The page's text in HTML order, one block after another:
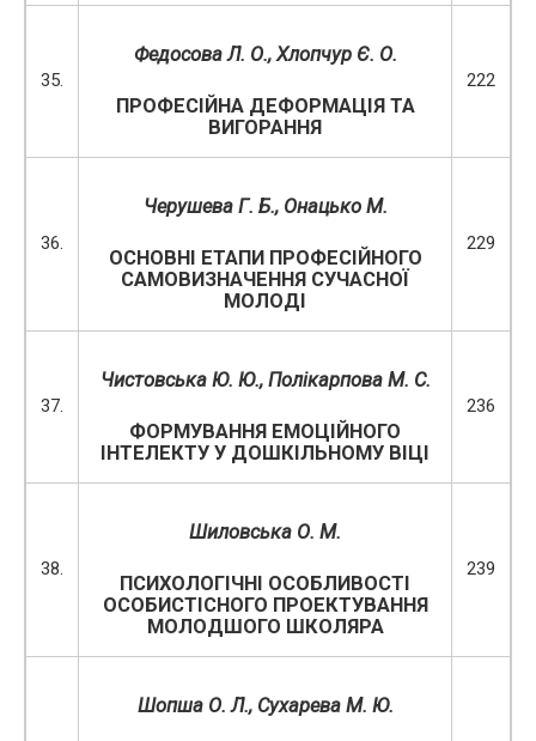
35.
Федосова Л. О., Хлопчур Є. О.
ПРОФЕСІЙНА ДЕФОРМАЦІЯ ТА
ВИГОРАННЯ
222
36.
Черушева Г. Б., Онацько М.
ОСНОВНІ ЕТАПИ ПРОФЕСІЙНОГО
САМОВИЗНАЧЕННЯ СУЧАСНОЇ
МОЛОДІ
229
37.
Чистовська Ю. Ю., Полікарпова М. С.
ФОРМУВАННЯ ЕМОЦІЙНОГО
ІНТЕЛЕКТУ У ДОШКІЛЬНОМУ ВІЦІ
236
38.
Шиловська О. М.
ПСИХОЛОГІЧНІ ОСОБЛИВОСТІ
ОСОБИСТІСНОГО ПРОЕКТУВАННЯ
МОЛОДШОГО ШКОЛЯРА
239
Шопша О. Л., Сухарева М. Ю.